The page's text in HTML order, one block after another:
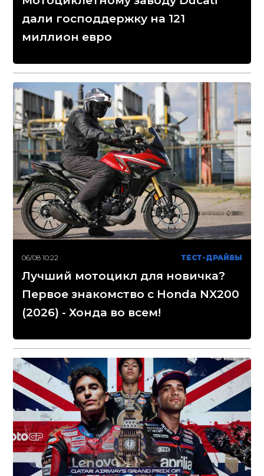
дали господдержку на 121
миллион евро
06/08 10:22 ТЕСТ-ДРАЙВЫ
Лучший мотоцикл для новичка?
Первое знакомство с Honda NX200
(2026) - Хонда во всем!